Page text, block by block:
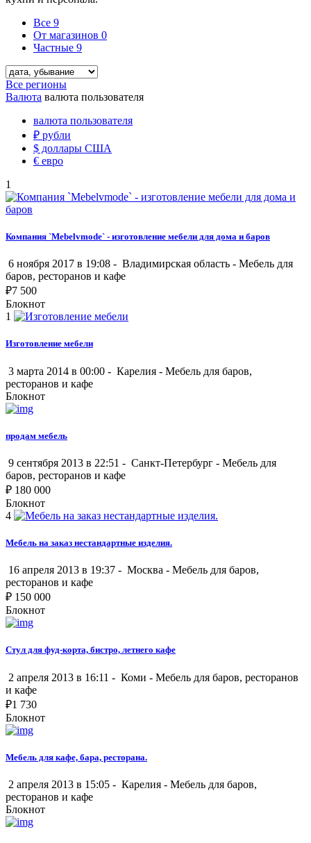
Все 9
От магазинов 0
Частные 9
Все регионы
Валюта валюта пользователя
валюта пользователя
₽ рубли
$ доллары США
€ евро
1
Компания `Mebelvmode` - изготовление мебели для дома и баров
6 ноября 2017 в 19:08 - Владимирская область - Мебель для
баров, ресторанов и кафе
₽7 500
Блокнот
1
Изготовление мебели
3 марта 2014 в 00:00 - Карелия - Мебель для баров,
ресторанов и кафе
Блокнот
продам мебель
9 сентября 2013 в 22:51 - Санкт-Петербург - Мебель для
баров, ресторанов и кафе
₽ 180 000
Блокнот
4
Мебель на заказ нестандартные изделия.
16 апреля 2013 в 19:37 - Москва - Мебель для баров,
ресторанов и кафе
₽ 150 000
Блокнот
Стул для фуд-корта, бистро, летнего кафе
2 апреля 2013 в 16:11 - Коми - Мебель для баров, ресторанов
и кафе
₽1 730
Блокнот
Мебель для кафе, бара, ресторана.
2 апреля 2013 в 15:05 - Карелия - Мебель для баров,
ресторанов и кафе
Блокнот